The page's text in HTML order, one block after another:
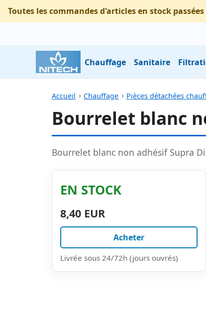
Toutes les commandes d'articles en stock
Chauffage Sanitaire
Accueil Chauffage Pièces détachées
Bourrelet blanc
Bourrelet blanc non adhésif Supra
EN STOCK
8,40 EUR
Acheter
Livrée sous 24/72h (jours ouvrés)